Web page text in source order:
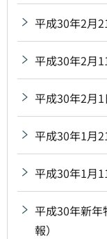
平成30年2月
平成30年2月
平成30年2月1
平成30年1月
平成30年1月
平成30年新年
報）